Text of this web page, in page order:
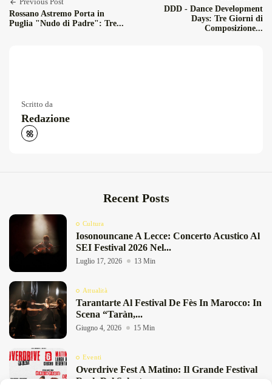
Rossano Astremo Porta in
Puglia "Nudo di Padre": Tre...
DDD - Dance Development
Days: Tre Giorni di
Composizione...
Scritto da
Redazione
Recent Posts
Cultura
Iosonouncane A Lecce: Concerto Acustico Al
SEI Festival 2026 Nel...
Luglio 17, 2026 13 Min
Attualità
Tarantarte Al Festival De Fès In Marocco: In
Scena “Taràn,...
Giugno 4, 2026 15 Min
Eventi
Overdrive Fest A Matino: Il Grande Festival
Rock Del Salento...